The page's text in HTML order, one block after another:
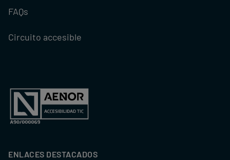
FAQs
Circuito accesible
ENLACES DESTACADOS